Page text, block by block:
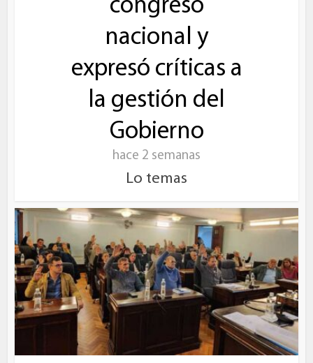
congreso
nacional y
expresó críticas a
la gestión del
Gobierno
hace 2 semanas
Lo temas